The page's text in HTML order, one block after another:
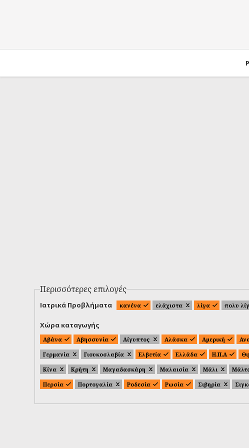
Περισσότερες επιλογές
Ιατρικά Προβλήματα κανένα ελάχιστα λίγα πολυ
Χώρα καταγωγής
Αβάνα Αβησσυνία Αίγυπτος Αλάσκα Αμερική
Γερμανία
Γιουκοσλαβία Ελβετία Ελλάδα Η.Π.Α
Κίνα
Κρήτη Μαγαδασκάρη Μαλαισία Μάλι
Περσία
Πορτογαλία Ροδεσία Ρωσία Σιβηρία